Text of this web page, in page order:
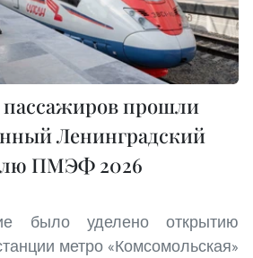
пассажиров прошли
Ленинградский
ПМЭФ 2026
было уделено открытию
метро «Комсомольская»